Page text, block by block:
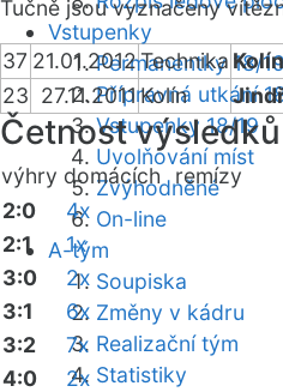
Vstupenky
Permanentky 18/19
Přípravná utkání
Vstupenky 18/19
Uvolňování míst
Zvýhodněné
On-line
A-tým
Soupiska
Změny v kádru
Realizační tým
Statistiky
Tučně jsou vyznačeny
37 21.01.2012Technika Kolín
23 27.11.2011 Kolín
Četnost výsledků
výhry domácích
2:0
4x
2:1
1x
3:0
2x
3:1
6x
3:2
7x
4:0
2x